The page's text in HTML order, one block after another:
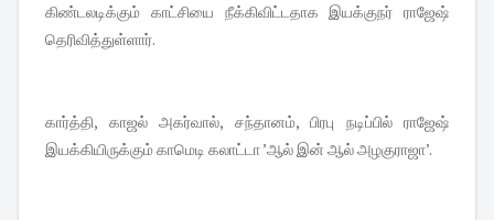
கிண்டலடிக்கும் காட்சியை நீக்கிவிட்டதாக இயக்குநர் ராஜேஷ்
தெரிவித்துள்ளார்.
கார்த்தி, காஜல் அகர்வால், சந்தானம், பிரபு நடிப்பில் ராஜேஷ்
இயக்கியிருக்கும் காமெடி கலாட்டா ’ஆல் இன் ஆல் அழகுராஜா’.